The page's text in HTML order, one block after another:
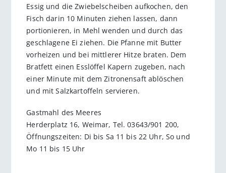
Essig und die Zwiebelscheiben aufkochen, den
Fisch darin 10 Minuten ziehen lassen, dann
portionieren, in Mehl wenden und durch das
geschlagene Ei ziehen. Die Pfanne mit Butter
vorheizen und bei mittlerer Hitze braten. Dem
Bratfett einen Esslöffel Kapern zugeben, nach
einer Minute mit dem Zitronensaft ablöschen
und mit Salzkartoffeln servieren.
Gastmahl des Meeres
Herderplatz 16, Weimar, Tel. 03643/901 200,
Öffnungszeiten: Di bis Sa 11 bis 22 Uhr, So und
Mo 11 bis 15 Uhr